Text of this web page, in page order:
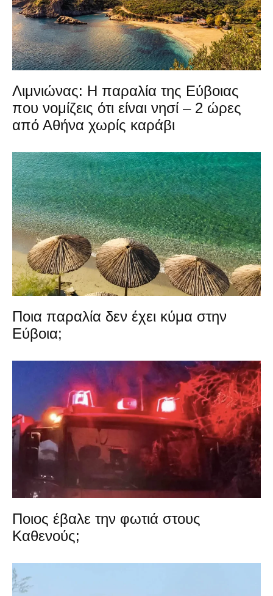
Λιμνιώνας: Η παραλία της Εύβοιας
που νομίζεις ότι είναι νησί – 2 ώρες
από Αθήνα χωρίς καράβι
Ποια παραλία δεν έχει κύμα στην
Εύβοια;
Ποιος έβαλε την φωτιά στους
Καθενούς;